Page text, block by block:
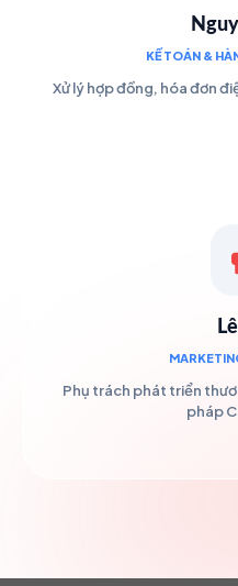
KẾ TOÁN &
Xử lý hợp đồng, hóa đơn
Phụ trách phát triển
pháp